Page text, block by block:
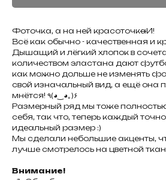
Фоточка, а на ней красоточкаИ!
Всё как обычно - качественная и
Дышащий и лёгкий хлопок в
количеством эластана дают
как можно дольше не изменять
свой изначальный вид, а ещё она
мнётся! ٩(◕‿◕｡)۶
Размерный ряд мы тоже
себя, так что, теперь каждый
идеальный размер :)
Мы сделали небольшие акценты,
лучше смотрелось на цветной
Внимание!